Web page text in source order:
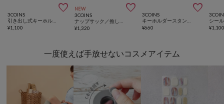

3COINS
¥1,100
NEW 
3COINS
¥1,320

3COINS
¥660
シー
¥
一度使えば手放せないコスメアイテム